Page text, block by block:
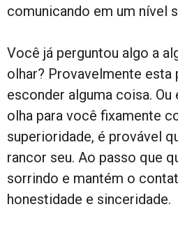
comunicando em um nível
Você já perguntou algo a
olhar? Provavelmente esta
esconder alguma coisa. Ou
olha para você fixamente
superioridade, é provável
rancor seu. Ao passo que
sorrindo e mantém o
honestidade e sinceridade.